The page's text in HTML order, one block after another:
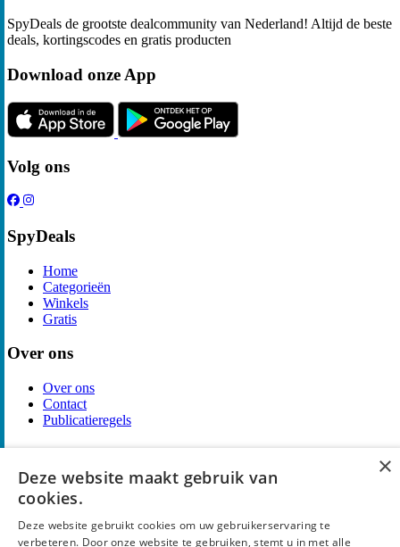
SpyDeals de grootste dealcommunity van Nederland! Altijd de beste
deals, kortingscodes en gratis producten
Download onze App
Volg ons
SpyDeals
Home
Categorieën
Winkels
Gratis
Over ons
Over ons
Contact
Publicatieregels
Legal
Privacy
Cookieverklaring
Algemene Voorwaarden
Disclaimer
×
Deze website maakt gebruik van
cookies.
Deze website gebruikt cookies om uw gebruikerservaring te
verbeteren. Door onze website te gebruiken, stemt u in met alle